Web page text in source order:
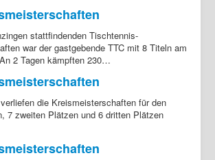
stattfindenden Tischtennis-
war der gastgebende TTC mit 8 Titeln am
2 Tagen kämpften 230…
die Kreismeisterschaften für den
7 zweiten Plätzen und 6 dritten Plätzen